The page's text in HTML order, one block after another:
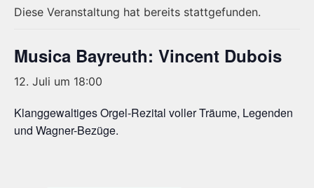
Diese Veranstaltung hat bereits stattgefunden.
Musica Bayreuth: Vincent Dubois
12. Juli um 18:00
Klanggewaltiges Orgel-Rezital voller Träume, Legenden
und Wagner-Bezüge.